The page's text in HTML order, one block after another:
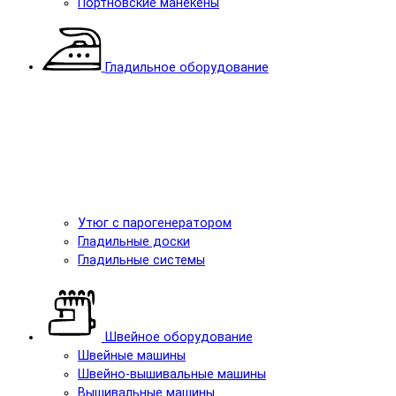
Гладильное оборудование
Утюг с парогенератором
Гладильные доски
Гладильные системы
Швейное оборудование
Швейные машины
Швейно-вышивальные машины